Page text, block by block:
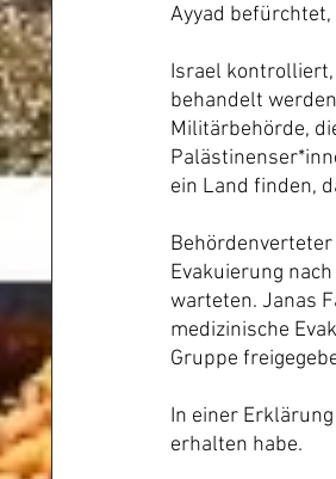
Ayyad
Israel kontrolliert,
behandelt
Militärbehörde,
ein Land finden,
Behördenverteter
Evakuierung
warteten. Janas
medizinische
Gruppe
In einer
erhalten habe.